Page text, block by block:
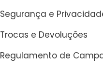
Segurança e
Trocas e Devoluções
Regulamento de